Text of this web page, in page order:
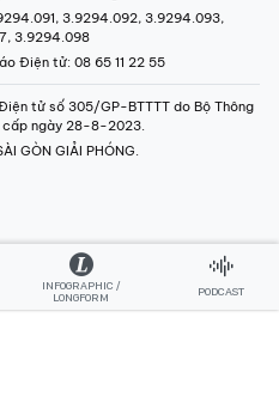
3.9294.092, 3.9294.093,
3.9294.098
Điện tử: 08 65 11 22 55
tử số 305/GP-BTTTT do Bộ Thông
cấp ngày 28-8-2023.
GÒN GIẢI PHÓNG.
INFOGRAPHIC /
LONGFORM
PODCAST